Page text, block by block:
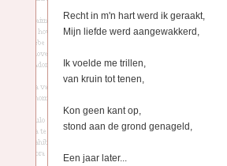
Recht in m'n hart werd ik geraakt,
Mijn liefde werd aangewakkerd,
Ik voelde me trillen,
van kruin tot tenen,
Kon geen kant op,
stond aan de grond genageld,
Een jaar later...